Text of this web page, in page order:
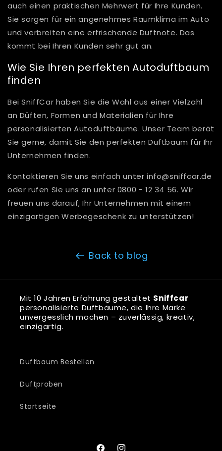
auch einen praktischen Mehrwert für Ihre Kunden.
Sie sorgen für ein angenehmes Raumklima im Auto
und verbreiten eine erfrischende Duftnote. Das
kommt bei Ihren Kunden sehr gut an.
Wie Sie Ihren perfekten Autoduftbaum
finden
Bei SniffCar haben Sie die Wahl aus einer Vielzahl
an Düften, Formen und Materialien für Ihre
personalisierten Autoduftbäume. Unser Team berät
Sie gerne, damit Sie den perfekten Duftbaum für Ihr
Unternehmen finden.
Kontaktieren Sie uns einfach unter info@sniffcar.de
oder rufen Sie uns an unter 0800 - 12 34 56. Wir
freuen uns darauf, Ihr Unternehmen mit einem
einzigartigen Werbegeschenk zu unterstützen!
Back to blog
Mit 10 Jahren Erfahrung gestaltet Sniffcar
personalisierte Duftbäume, die Ihre Marke
unvergesslich machen – zuverlässig, kreativ,
einzigartig.
Duftbaum Bestellen
Duftproben
Startseite